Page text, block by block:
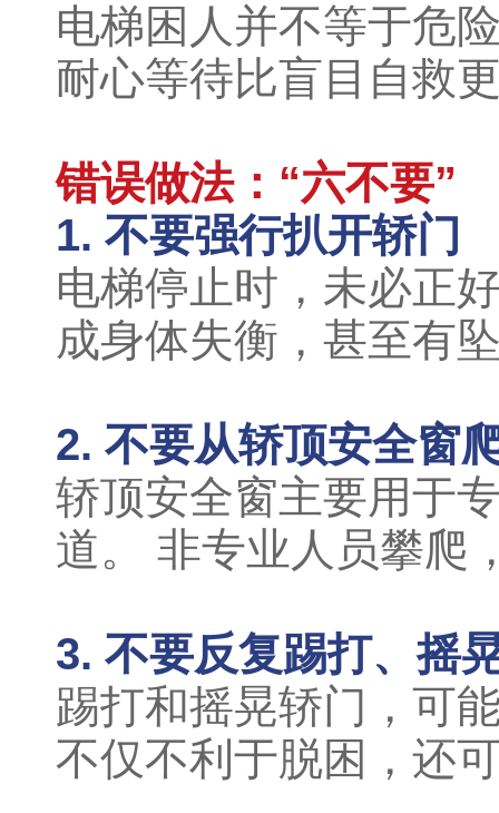
电梯困人并不等于危
耐心等待比盲目自救
错误做法：“六不要”
1. 不要强行扒开轿门
电梯停止时，未必正
成身体失衡，甚至有
2. 不要从轿顶安全窗
轿顶安全窗主要用于
道。 非专业人员攀爬
3. 不要反复踢打、摇
踢打和摇晃轿门，可
不仅不利于脱困，还